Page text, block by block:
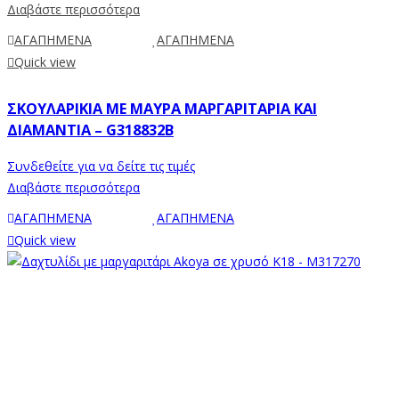
Διαβάστε περισσότερα
ΑΓΑΠΗΜΕΝΑ
ΑΓΑΠΗΜΕΝΑ
Quick view
ΣΚΟΥΛΑΡΊΚΙΑ ΜΕ ΜΑΎΡΑ ΜΑΡΓΑΡΙΤΆΡΙΑ ΚΑΙ
ΔΙΑΜΆΝΤΙΑ – G318832B
Συνδεθείτε για να δείτε τις τιμές
Διαβάστε περισσότερα
ΑΓΑΠΗΜΕΝΑ
ΑΓΑΠΗΜΕΝΑ
Quick view